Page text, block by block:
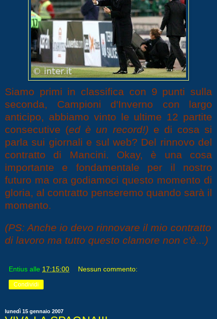
Siamo primi in classifica con 9 punti sulla
seconda, Campioni d'Inverno con largo
anticipo, abbiamo vinto le ultime 12 partite
consecutive (ed è un record!) e di cosa si
parla sui giornali e sul web? Del rinnovo del
contratto di Mancini. Okay, è una cosa
importante e fondamentale per il nostro
futuro ma ora godiamoci questo momento di
gloria, al contratto penseremo quando sarà il
momento.
(PS: Anche io devo rinnovare il mio contratto
di lavoro ma tutto questo clamore non c'è...)
Entius alle 17:15:00 Nessun commento:
Condividi
lunedì 15 gennaio 2007